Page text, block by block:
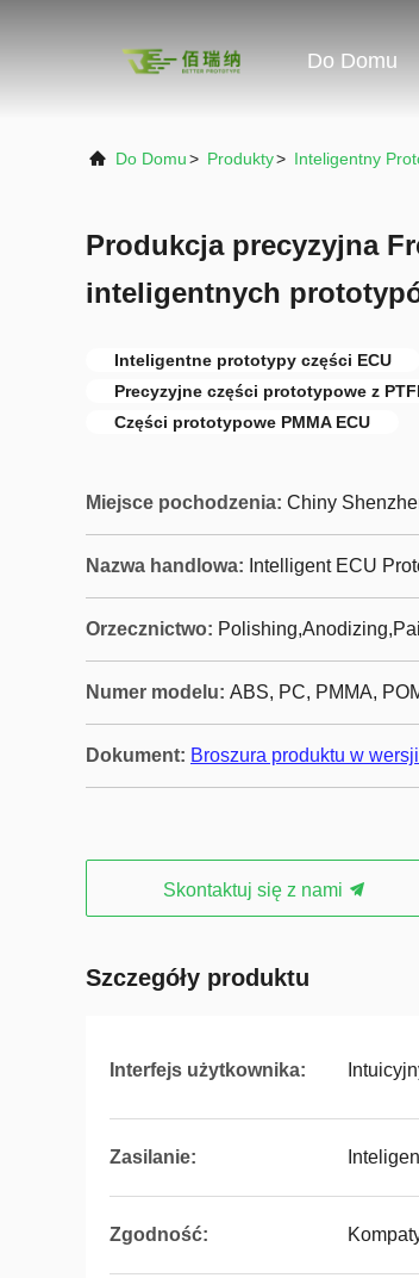
Do Domu
Do Domu> Produkty> Inteligentny
Produkcja precyzyjna
inteligentnych
Inteligentne prototypy części ECU
Precyzyjne części prototypowe z
Części prototypowe PMMA ECU
Miejsce pochodzenia: Chiny
Nazwa handlowa: Intelligent ECU
Orzecznictwo:
Numer modelu: ABS, PC, PMMA,
Dokument: Broszura produktu w
Skontaktuj się z nami
Szczegóły produktu
Interfejs użytkownika:
Zasilanie:
Zgodność: